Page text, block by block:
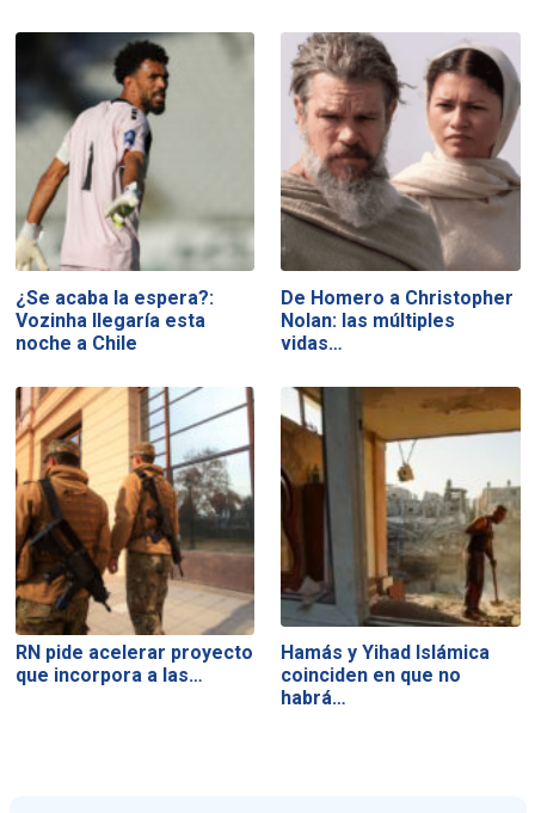
¿Se acaba la espera?:
Vozinha llegaría esta
noche a Chile
De Homero a Christopher
Nolan: las múltiples
vidas…
RN pide acelerar proyecto
que incorpora a las…
Hamás y Yihad Islámica
coinciden en que no
habrá…